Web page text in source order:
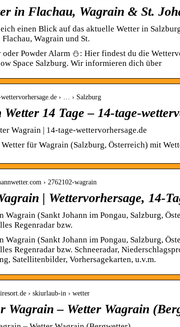
in Flachau, Wagrain & St.
einen Blick auf das aktuelle Wetter in
Wagrain und St.
oder Powder Alarm ⛄: Hier findest du die
Space Salzburg. Wir informieren dich über
› … › Salzburg
Wetter 14 Tage – 14-tage-
Wagrain | 14-tage-wettervorhersage.de
Wetter für Wagrain (Salzburg, Österreich) mit
› 2762102-wagrain
| Wettervorhersage, 14-
Wagrain (Sankt Johann im Pongau, Salzburg,
Regenradar bzw.
Wagrain (Sankt Johann im Pongau, Salzburg,
Regenradar bzw. Schneeradar,
Satellitenbilder, Vorhersagekarten, u.v.m.
› skiurlaub-in › wetter
Wagrain – Wetter Wagrain